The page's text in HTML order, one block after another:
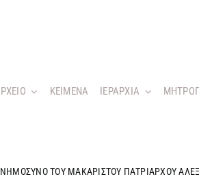
KEIMENA ΙΕΡΑΡΧΙΑ
ΤΟΥ ΜΑΚΑΡΙΣΤΟΥ ΠΑΤΡΙΑΡΧΟΥ